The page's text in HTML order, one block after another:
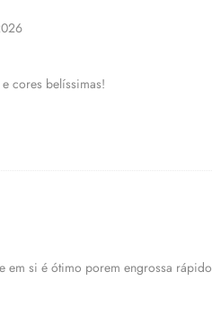
cores belíssimas!
em si é ótimo porem engrossa rápido